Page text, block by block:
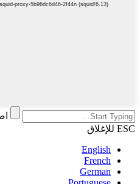
ESC للإغلاق
English
French
German